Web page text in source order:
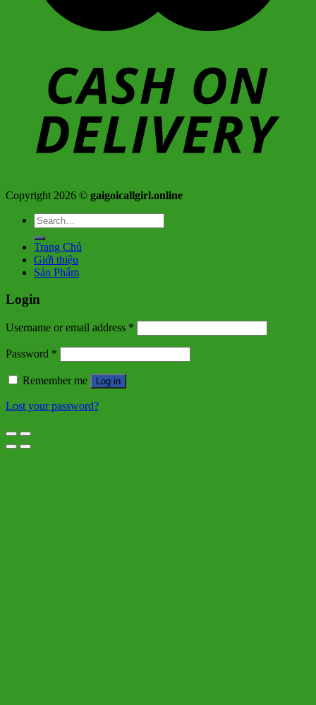
Copyright 2026 © gaigoicallgirl.online
Search
for:
Trang Chủ
Giới thiệu
Sản Phẩm
Login
Username or email address *
Password *
Remember me Log in
Lost your password?